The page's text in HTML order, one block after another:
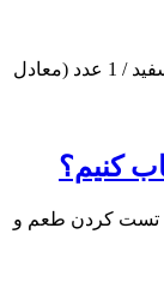
چه موادی لازم داریم؟ ماهی حلوا سفید / 1 عدد (معادل
کنیم؟
تست کردن طعم و